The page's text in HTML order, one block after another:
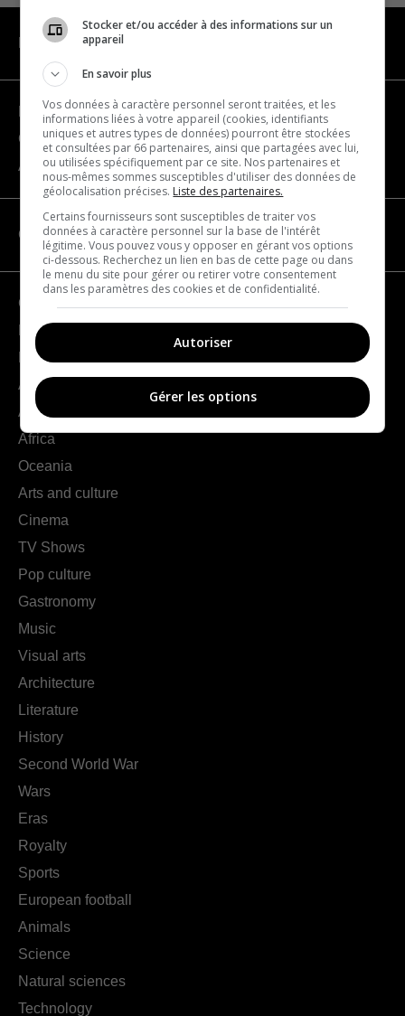
NAVIGATION
Become a partner
Contact us
About us
CATEGORIES
Geography
France
Europe
Americas
Asia
Africa
Oceania
Arts and culture
Cinema
TV Shows
Pop culture
Gastronomy
Music
Visual arts
Architecture
Literature
History
Second World War
Wars
Eras
Royalty
Sports
European football
Animals
Science
Natural sciences
Technology
Stocker et/ou accéder à des informations sur un
appareil
En savoir plus
Vos données à caractère personnel seront traitées, et les
informations liées à votre appareil (cookies, identifiants
uniques et autres types de données) pourront être stockées
et consultées par 66 partenaires, ainsi que partagées avec lui,
ou utilisées spécifiquement par ce site. Nos partenaires et
nous-mêmes sommes susceptibles d'utiliser des données de
géolocalisation précises. Liste des partenaires.
Certains fournisseurs sont susceptibles de traiter vos
données à caractère personnel sur la base de l'intérêt
légitime. Vous pouvez vous y opposer en gérant vos options
ci-dessous. Recherchez un lien en bas de cette page ou dans
le menu du site pour gérer ou retirer votre consentement
dans les paramètres des cookies et de confidentialité.
Autoriser
Gérer les options